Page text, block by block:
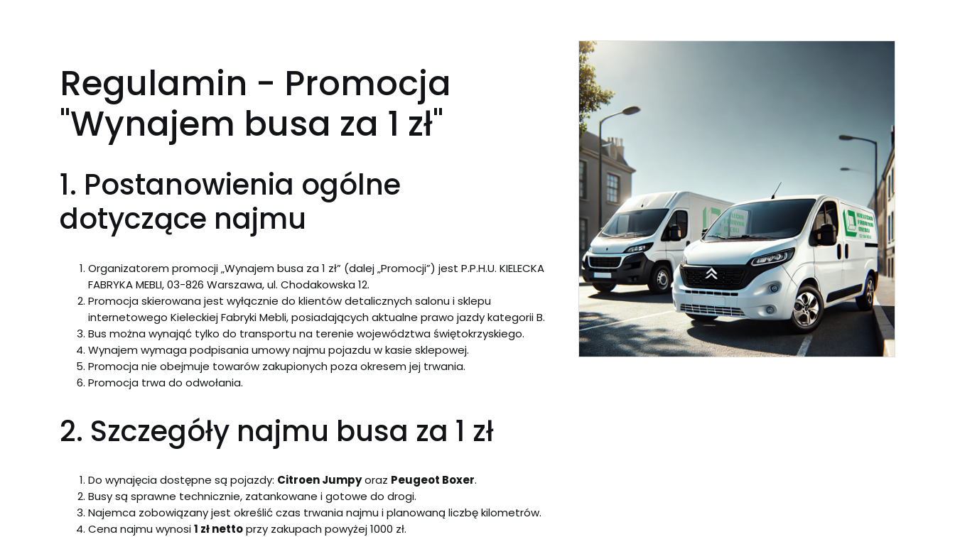
Regulamin - Promocja
"Wynajem busa za 1 zł"
1. Postanowienia ogólne
dotyczące najmu
Organizatorem promocji „Wynajem busa za 1 zł” (dalej „Promocji”) jest P.P.H.U. KIELECKA
FABRYKA MEBLI, 03-826 Warszawa, ul. Chodakowska 12.
Promocja skierowana jest wyłącznie do klientów detalicznych salonu i sklepu
internetowego Kieleckiej Fabryki Mebli, posiadających aktualne prawo jazdy kategorii B.
Bus można wynająć tylko do transportu na terenie województwa świętokrzyskiego.
Wynajem wymaga podpisania umowy najmu pojazdu w kasie sklepowej.
Promocja nie obejmuje towarów zakupionych poza okresem jej trwania.
Promocja trwa do odwołania.
2. Szczegóły najmu busa za 1 zł
Do wynajęcia dostępne są pojazdy: Citroen Jumpyoraz Peugeot Boxer.
Busy są sprawne technicznie, zatankowane i gotowe do drogi.
Najemca zobowiązany jest określić czas trwania najmu i planowaną liczbę kilometrów.
Cena najmu wynosi1 zł nettoprzy zakupach powyżej 1000 zł.